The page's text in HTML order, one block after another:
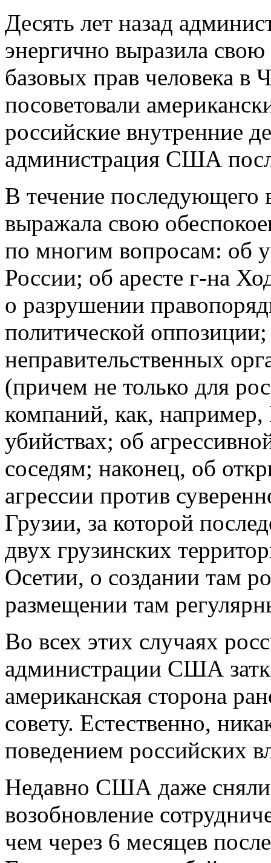
Десять лет назад
энергично выразила
базовых прав человека в
посоветовали
российские внутренние
администрация США
В течение
выражала свою
по многим вопросам: об
России; об аресте г-на
о разрушении
политической
неправительственных
(причем не только для
компаний, как,
убийствах; об
соседям; наконец, об
агрессии против
Грузии, за которой
двух грузинских
Осетии, о создании там
размещении там
Во всех этих случаях
администрации США
американская сторона
совету. Естественно,
поведением российских
Недавно США даже сняли
возобновление
чем через 6 месяцев